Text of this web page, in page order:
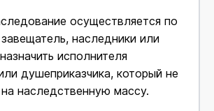
осуществляется по
наследники или
исполнителя
душеприказчика, который не
наследственную массу.